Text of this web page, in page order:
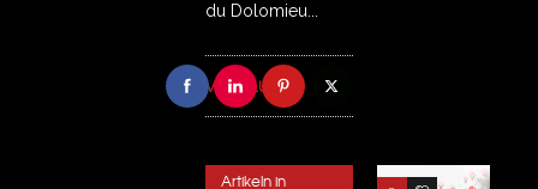
du Dolomieu...
VOIR PLUS
Artikeln in